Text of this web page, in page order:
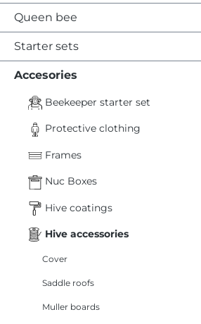
Queen bee
Starter sets
Accesories
Beekeeper starter set
Protective clothing
Frames
Nuc Boxes
Hive coatings
Hive accessories
Cover
Saddle roofs
Muller boards